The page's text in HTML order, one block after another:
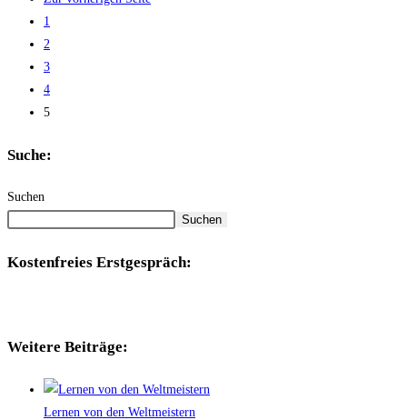
1
2
3
4
5
Suche:
Suchen
Suchen
Kostenfreies Erstgespräch:
Weitere Beiträge:
Lernen von den Weltmeistern